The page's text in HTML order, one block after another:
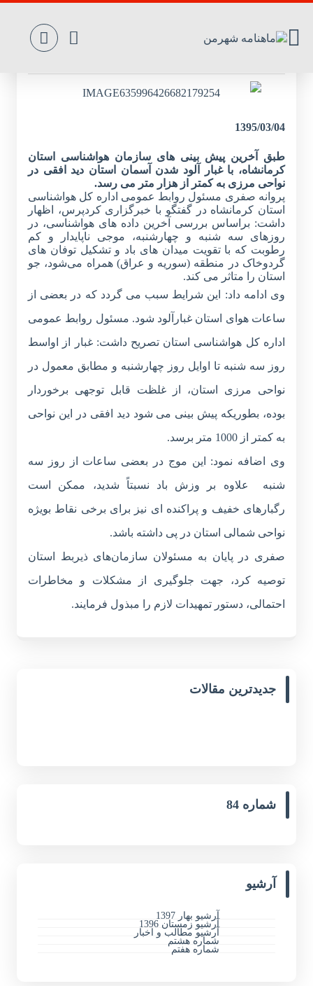
آسمان کرمانشاه باز هم غبارآلود می شود
1395/03/04
طبق آخرین پیش بینی های سازمان هواشناسی استان
کرمانشاه، با غبار آلود شدن آسمان استان دید افقی در
نواحی مرزی به کمتر از هزار متر می رسد.
پروانه صفری مسئول روابط عمومی اداره کل هواشناسی
استان کرمانشاه در گفتگو با خبرگزاری کردپرس، اظهار
داشت: براساس بررسی آخرین داده های هواشناسی، در
روزهای سه شنبه و چهارشنبه، موجی ناپایدار و کم
رطوبت که با تقویت میدان های باد و تشکیل توفان های
گردوخاک در منطقه (سوریه و عراق) همراه می‌شود، جو
استان را متاثر می کند.
وی ادامه داد: این شرایط سبب می گردد که در بعضی از
ساعات هوای استان غبارآلود شود. مسئول روابط عمومی
اداره کل هواشناسی استان تصریح داشت: غبار از اواسط
روز سه شنبه تا اوایل روز چهارشنبه و مطابق معمول در
نواحی مرزی استان، از غلظت قابل توجهی برخوردار
بوده، بطوریکه پیش بینی می شود دید افقی در این نواحی
به کمتر از 1000 متر برسد.
وی اضافه نمود: این موج در بعضی ساعات از روز سه
شنبه علاوه بر وزش باد نسبتاً شدید، ممکن است
رگبارهای خفیف و پراکنده ای نیز برای برخی نقاط بویژه
نواحی شمالی استان در پی داشته باشد.
صفری در پایان به مسئولان سازمان‌های ذیربط استان
توصیه کرد، جهت جلوگیری از مشکلات و مخاطرات
احتمالی، دستور تمهیدات لازم را مبذول فرمایند.
جدیدترین مقالات
شماره 84
آرشیو
آرشیو بهار 1397
آرشیو زمستان 1396
آرشیو مطالب و اخبار
شماره هشتم
شماره هفتم